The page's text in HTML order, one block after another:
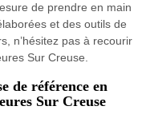
de prendre en main
et des outils de
n’hésitez pas à recourir
Sur Creuse.
de référence en
Sur Creuse